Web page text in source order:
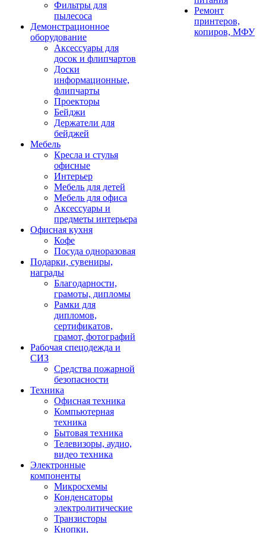
Фильтры для
пылесоса
Демонстрационное
оборудование
Аксессуары для
досок и флипчартов
Доски
информационные,
флипчарты
Проекторы
Бейджи
Держатели для
бейджей
Мебель
Кресла и стулья
офисные
Интерьер
Мебель для детей
Мебель для офиса
Аксессуары и
предметы интерьера
Офисная кухня
Кофе
Посуда одноразовая
Подарки, сувениры,
награды
Благодарности,
грамоты, дипломы
Рамки для
дипломов,
сертификатов,
грамот, фотографий
Рабочая спецодежда и
СИЗ
Средства пожарной
безопасности
Техника
Офисная техника
Компьютерная
техника
Бытовая техника
Телевизоры, аудио,
видео техника
Электронные
компоненты
Микросхемы
Конденсаторы
электролитические
Транзисторы
Кнопки,
Ремонт
принтеров,
копиров, МФУ